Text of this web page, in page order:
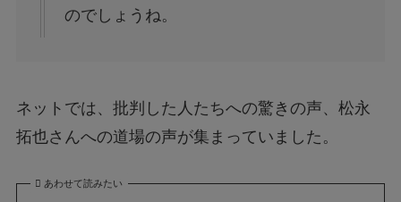
のでしょうね。
ネットでは、批判した人たちへの驚きの声、松永
拓也さんへの道場の声が集まっていました。
あわせて読みたい